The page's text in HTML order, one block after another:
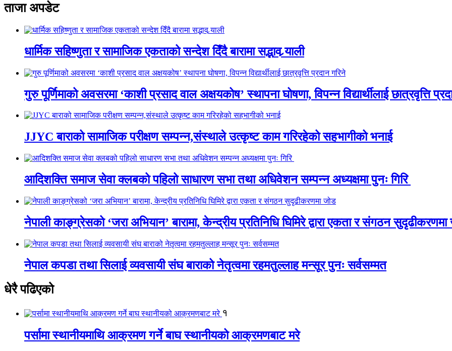
ताजा अपडेट
धार्मिक सहिष्णुता र सामाजिक एकताको सन्देश दिँदै बारामा सद्भाव र्‍याली
गुरु पूर्णिमाको अवसरमा ‘काशी प्रसाद वाल अक्षयकोष’ स्थापना घोषणा, विपन्न विद्यार्थीलाई छात्रवृत्ति
JJYC बाराको सामाजिक परीक्षण सम्पन्न,संस्थाले उत्कृष्ट काम गरिरहेको सहभागीको भनाई
आदिशक्ति समाज सेवा क्लबको पहिलो साधारण सभा तथा अधिवेशन सम्पन्न अध्यक्षमा पुनः गिरि
नेपाली काङ्ग्रेसको ‘जरा अभियान’ बारामा, केन्द्रीय प्रतिनिधि घिमिरे द्वारा एकता र संगठन
नेपाल कपडा तथा सिलाई व्यवसायी संघ बाराको नेतृत्वमा रहमतुल्लाह मन्सूर पुनः सर्वसम्मत
धेरै पढिएको
१
पर्सामा स्थानीयमाथि आक्रमण गर्ने बाघ स्थानीयको आक्रमणबाट मरे